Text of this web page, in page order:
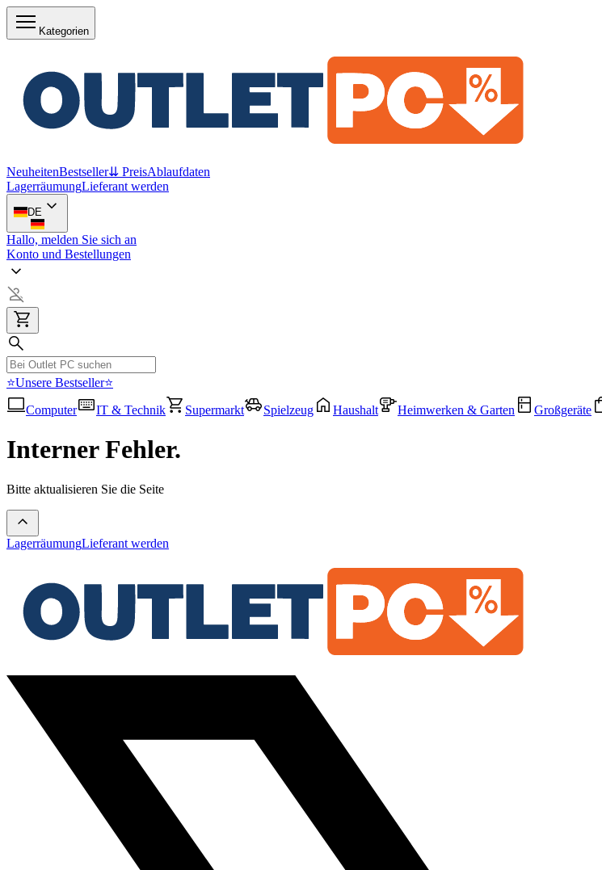
Kategorien
NeuheitenBestseller⇊ PreisAblaufdaten
LagerräumungLieferant werden
DE
Hallo, melden Sie sich an
Konto und Bestellungen
⭐Unsere Bestseller⭐
Computer
IT & Technik Supermarkt Spielzeug Haushalt Heimwerken & Garten Großgeräte
Interner Fehler.
Bitte aktualisieren Sie die Seite
LagerräumungLieferant werden